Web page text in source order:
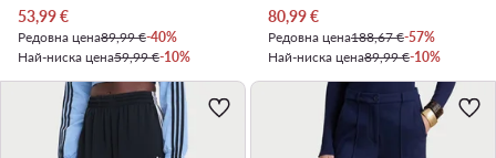
Актуална цена
53,99€
Редовна цена89,99 €-40%
Най-ниска цена59,99 €-10%
Актуална цена
80,99€
Редовна цена188,67 €-57%
Най-ниска цена89,99 €-10%